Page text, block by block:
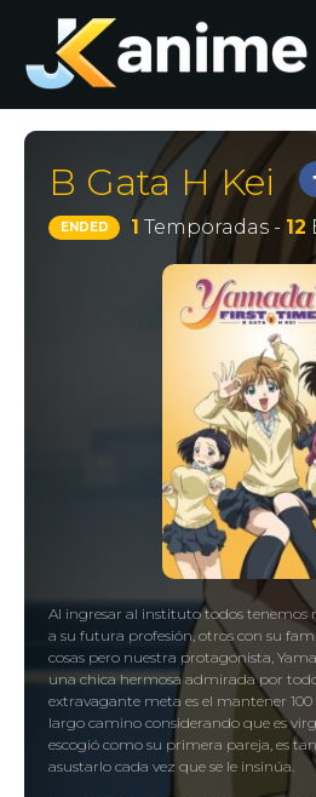
B Gata H Kei
ENDED 1 Temporadas - 12
Al ingresar al instituto todos tenemos
a su futura profesión, otros con su
cosas pero nuestra protagonista,
una chica hermosa admirada por
extravagante meta es el mantener 100
largo camino considerando que es
escogió como su primera pareja, es
asustarlo cada vez que se le insinúa.